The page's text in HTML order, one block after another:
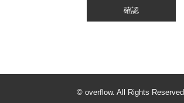
確認
© overflow. All Rights Reserved.